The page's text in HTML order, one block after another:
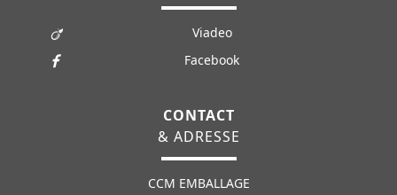
Viadeo
Facebook
CONTACT
& ADRESSE
CCM EMBALLAGE